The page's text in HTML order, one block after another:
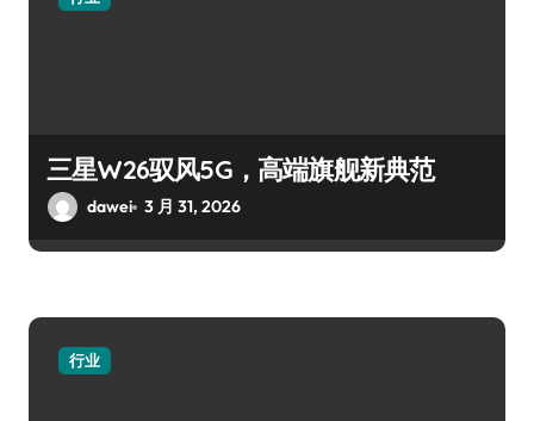
三星W26驭风5G，高端旗舰新典范
dawei 3 月 31, 2026
行业